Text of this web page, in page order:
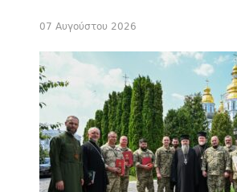
07 Αυγούστου 2026